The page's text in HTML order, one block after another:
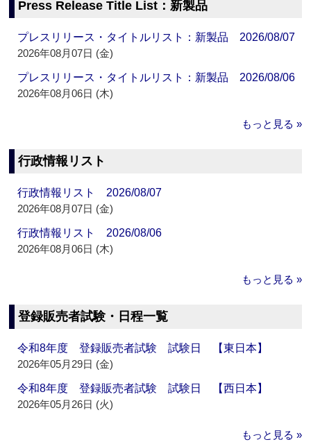
Press Release Title List：新製品
プレスリリース・タイトルリスト：新製品 2026/08/07
2026年08月07日 (金)
プレスリリース・タイトルリスト：新製品 2026/08/06
2026年08月06日 (木)
もっと見る »
行政情報リスト
行政情報リスト 2026/08/07
2026年08月07日 (金)
行政情報リスト 2026/08/06
2026年08月06日 (木)
もっと見る »
登録販売者試験・日程一覧
令和8年度 登録販売者試験 試験日 【東日本】
2026年05月29日 (金)
令和8年度 登録販売者試験 試験日 【西日本】
2026年05月26日 (火)
もっと見る »